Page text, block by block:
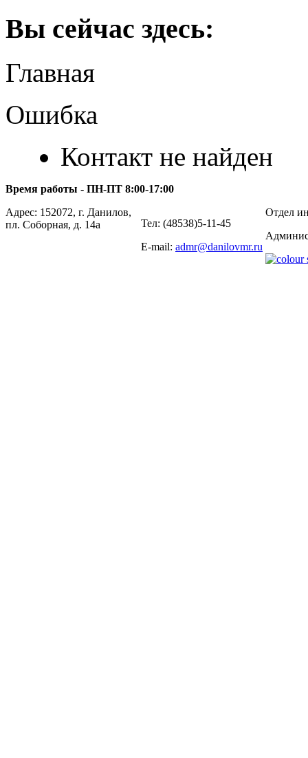
Вы сейчас здесь:
Главная
Ошибка
Контакт не найден
Время работы - ПН-ПТ 8:00-17:00
Адрес: 152072, г. Данилов,
пл. Соборная, д. 14а
Тел: (48538)5-11-45
E-mail: admr@danilovmr.ru
Отдел